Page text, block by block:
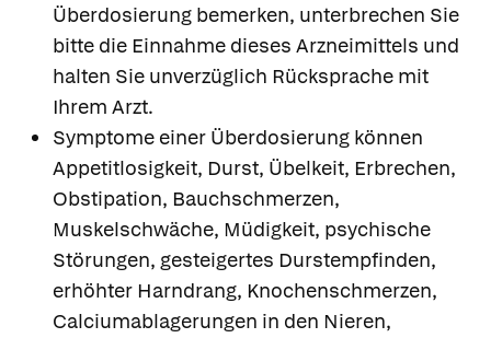
Überdosierung bemerken, unterbrechen Sie
bitte die Einnahme dieses Arzneimittels und
halten Sie unverzüglich Rücksprache mit
Ihrem Arzt.
Symptome einer Überdosierung können
Appetitlosigkeit, Durst, Übelkeit, Erbrechen,
Obstipation, Bauchschmerzen,
Muskelschwäche, Müdigkeit, psychische
Störungen, gesteigertes Durstempfinden,
erhöhter Harndrang, Knochenschmerzen,
Calciumablagerungen in den Nieren,